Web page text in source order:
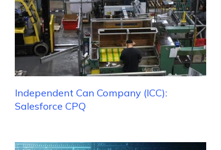
Independent Can Company (ICC):
Salesforce CPQ